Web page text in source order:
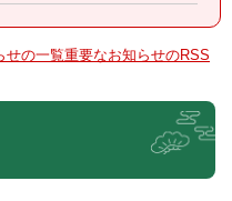
せの一覧重要なお知らせのRSS